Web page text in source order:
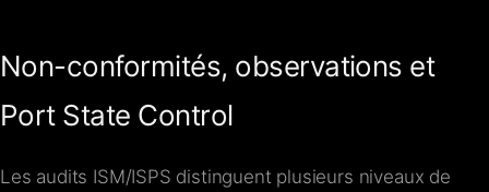
Non-conformités, observations et
Port State Control
Les audits ISM/ISPS distinguent plusieurs niveaux de